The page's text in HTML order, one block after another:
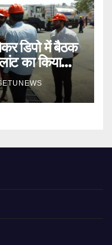
डिपो में बैठक
का किया